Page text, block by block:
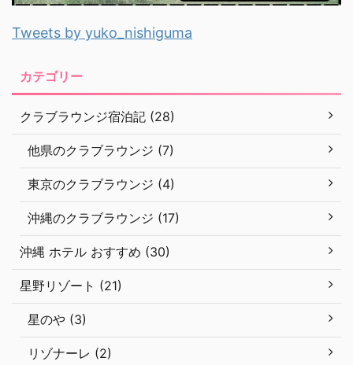
Tweets by yuko_nishiguma
カテゴリー
クラブラウンジ宿泊記 (28)
他県のクラブラウンジ (7)
東京のクラブラウンジ (4)
沖縄のクラブラウンジ (17)
沖縄 ホテル おすすめ (30)
星野リゾート (21)
星のや (3)
リゾナーレ (2)